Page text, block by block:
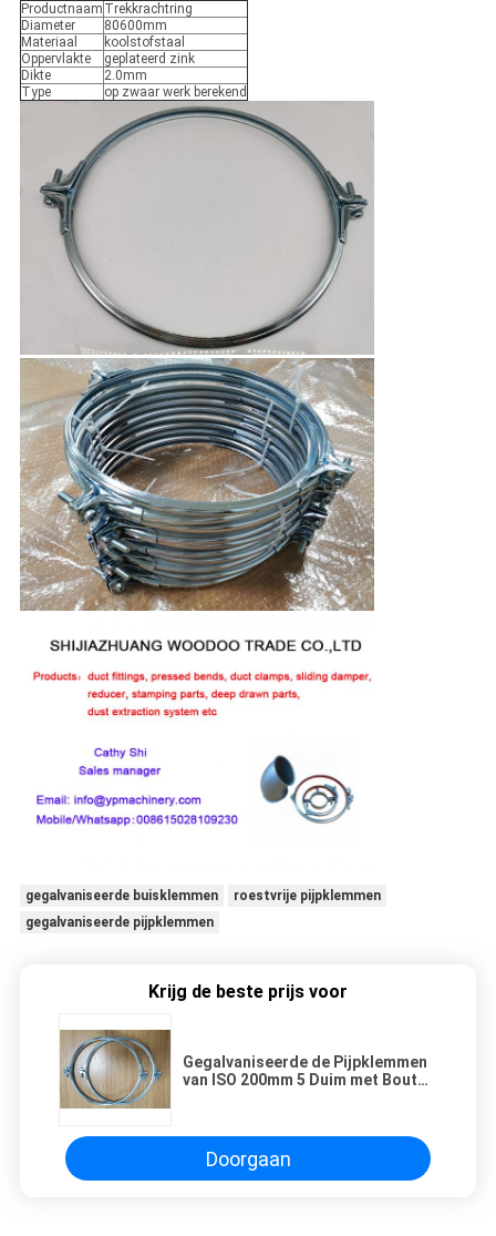
Productnaam Trekkrachtring
Diameter
80600mm
Materiaal
koolstofstaal
Oppervlakte
geplateerd zink
Dikte
2.0mm
Type
op zwaar werk berekend
gegalvaniseerde buisklemmen
roestvrije pijpklemmen
gegalvaniseerde pijpklemmen
Krijg de beste prijs voor
Gegalvaniseerde de Pijpklemmen
van ISO 200mm 5 Duim met Bout
Doorgaan